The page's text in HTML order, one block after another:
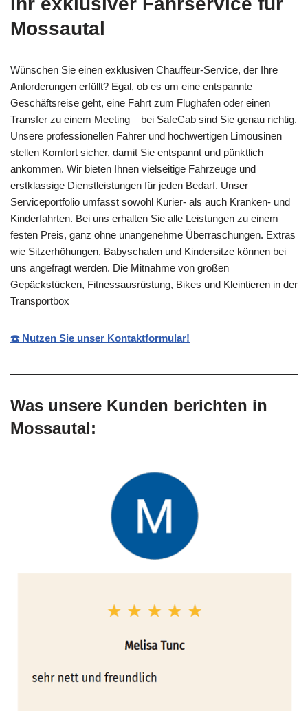
Mossautal
Wünschen Sie einen exklusiven Chauffeur-Service, der Ihre
Anforderungen erfüllt? Egal, ob es um eine entspannte
Geschäftsreise geht, eine Fahrt zum Flughafen oder einen
Transfer zu einem Meeting – bei SafeCab sind Sie genau richtig.
Unsere professionellen Fahrer und hochwertigen Limousinen
stellen Komfort sicher, damit Sie entspannt und pünktlich
ankommen. Wir bieten Ihnen vielseitige Fahrzeuge und
erstklassige Dienstleistungen für jeden Bedarf. Unser
Serviceportfolio umfasst sowohl Kurier- als auch Kranken- und
Kinderfahrten. Bei uns erhalten Sie alle Leistungen zu einem
festen Preis, ganz ohne unangenehme Überraschungen. Extras
wie Sitzerhöhungen, Babyschalen und Kindersitze können bei
uns angefragt werden. Die Mitnahme von großen
Gepäckstücken, Fitnessausrüstung, Bikes und Kleintieren in der
Transportbox
☎️ Nutzen Sie unser Kontaktformular!
Was unsere Kunden berichten in
Mossautal: